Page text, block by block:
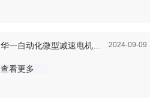
2024-09-09
华一自动化微型减速电机：
使用与维护的全面指南
查看更多